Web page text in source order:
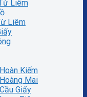
Liêm
Liêm
Kiếm
Mai
Giấy